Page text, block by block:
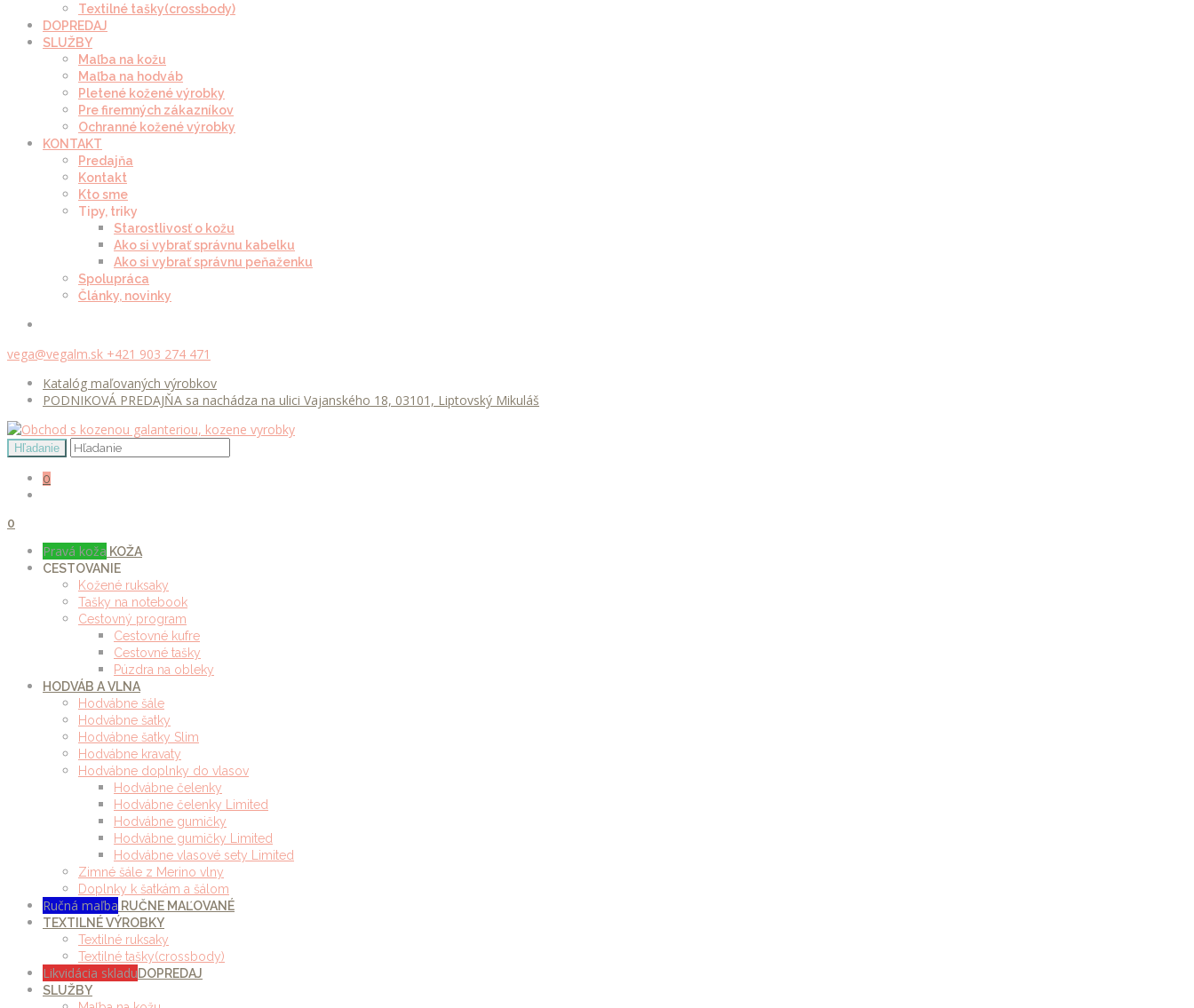
Textilné tašky(crossbody)
DOPREDAJ
SLUŽBY
Maľba na kožu
Maľba na hodváb
Pletené kožené výrobky
Pre firemných zákazníkov
Ochranné kožené výrobky
KONTAKT
Predajňa
Kontakt
Kto sme
Tipy, triky
Starostlivosť o kožu
Ako si vybrať správnu kabelku
Ako si vybrať správnu peňaženku
Spolupráca
Články, novinky
vega@vegalm.sk +421 903 274 471
Katalóg maľovaných výrobkov
PODNIKOVÁ PREDAJŇA sa nachádza na ulici Vajanského 18, 03101, Liptovský Mikuláš
0
0
Pravá koža KOŽA
CESTOVANIE
Kožené ruksaky
Tašky na notebook
Cestovný program
Cestovné kufre
Cestovné tašky
Púzdra na obleky
HODVÁB A VLNA
Hodvábne šále
Hodvábne šatky
Hodvábne šatky Slim
Hodvábne kravaty
Hodvábne doplnky do vlasov
Hodvábne čelenky
Hodvábne čelenky Limited
Hodvábne gumičky
Hodvábne gumičky Limited
Hodvábne vlasové sety Limited
Zimné šále z Merino vlny
Doplnky k šatkám a šálom
Ručná maľba RUČNE MAĽOVANÉ
TEXTILNÉ VÝROBKY
Textilné ruksaky
Textilné tašky(crossbody)
Likvidácia skladuDOPREDAJ
SLUŽBY